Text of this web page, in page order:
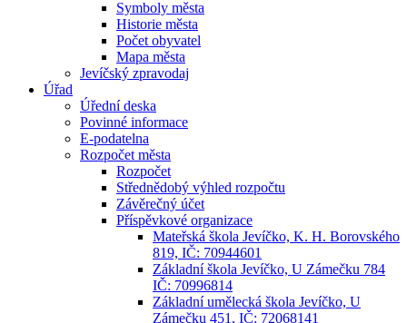
Symboly města
Historie města
Počet obyvatel
Mapa města
Jevíčský zpravodaj
Úřad
Úřední deska
Povinné informace
E-podatelna
Rozpočet města
Rozpočet
Střednědobý výhled rozpočtu
Závěrečný účet
Příspěvkové organizace
Mateřská škola Jevíčko, K. H. Borovského
819, IČ: 70944601
Základní škola Jevíčko, U Zámečku 784
IČ: 70996814
Základní umělecká škola Jevíčko, U
Zámečku 451, IČ: 72068141